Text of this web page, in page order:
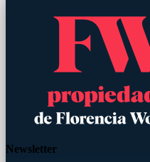
Newsletter